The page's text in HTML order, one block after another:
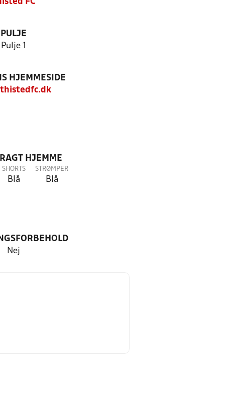
FC
PULJE
Pulje 1
HJEMMESIDE
HJEMME
SHORTS
Blå
STRØMPER
Blå
Nej